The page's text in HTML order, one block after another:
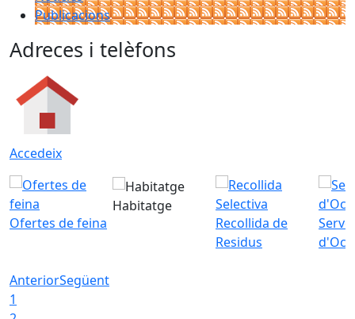
Publicacions
Adreces i telèfons
Accedeix
Ofertes de feina
Habitatge
Recollida de
Residus
Servei
AnteriorSegüent
1